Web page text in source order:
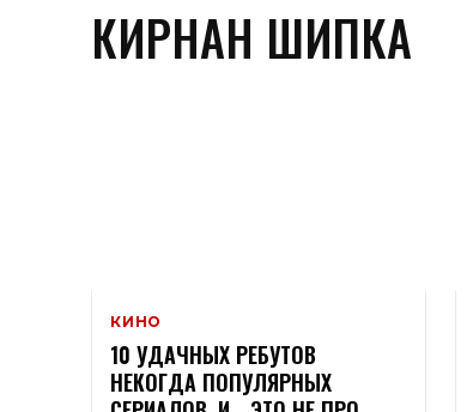
КИРНАН ШИПКА
КИНО
10 УДАЧНЫХ РЕБУТОВ
НЕКОГДА ПОПУЛЯРНЫХ